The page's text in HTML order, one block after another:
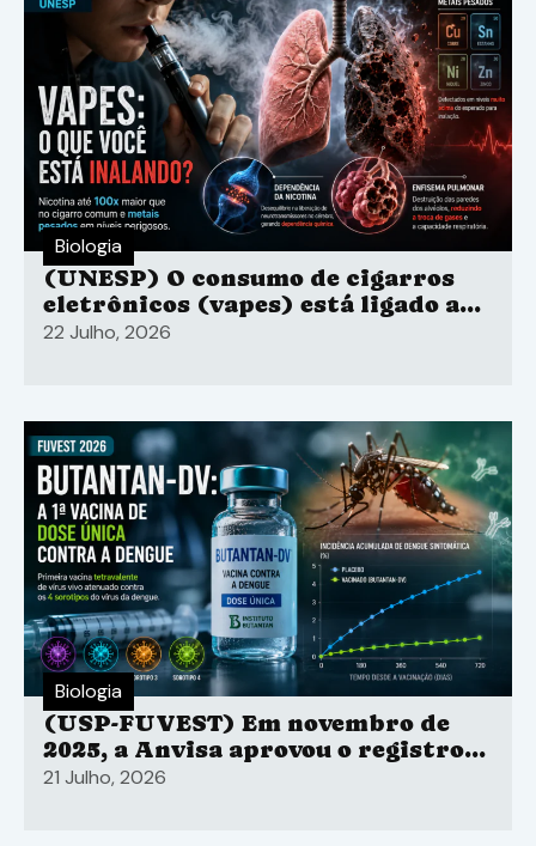
Biologia
(UNESP) O consumo de cigarros
eletrônicos (vapes) está ligado ao
aumento do risco para o
22 Julho, 2026
Biologia
(USP-FUVEST) Em novembro de
2025, a Anvisa aprovou o registro
da Butantan-DV, a primeira vacina
21 Julho, 2026